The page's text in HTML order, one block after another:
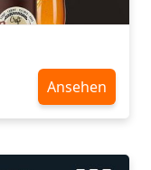
Ansehen